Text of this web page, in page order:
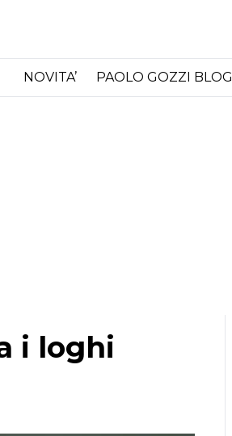
NOVITA’ PAOLO GOZZI BLOG
i loghi